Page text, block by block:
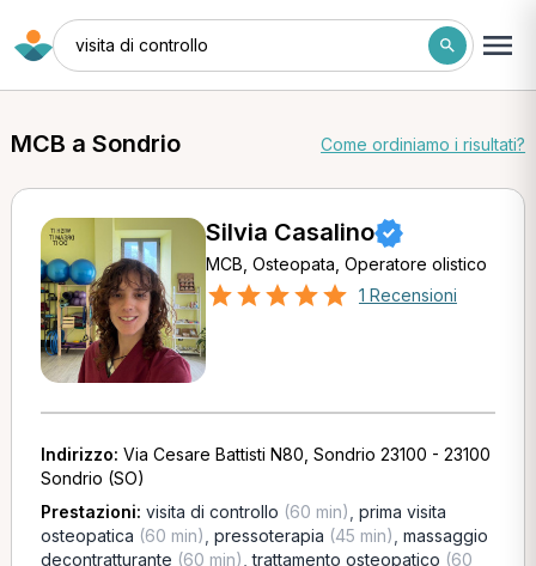
visita di controllo
MCB a Sondrio Come ordiniamo i risultati?
Silvia Casalino
MCB, Osteopata, Operatore olistico
1 Recensioni
Indirizzo: Via Cesare Battisti N80, Sondrio 23100 - 23100
Sondrio (SO)
Prestazioni: visita di controllo (60 min) prima visita
osteopatica (60 min) pressoterapia (45 min) massaggio
decontratturante (60 min) ,trattamento osteopatico (60